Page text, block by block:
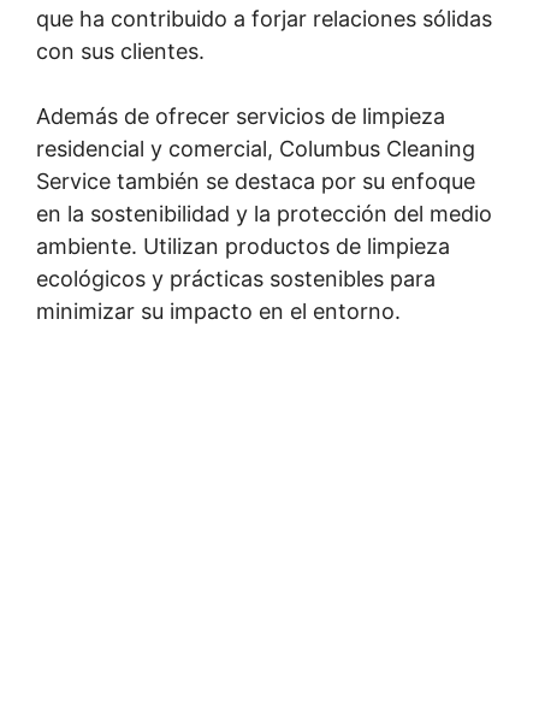
que ha contribuido a forjar relaciones sólidas
con sus clientes.
Además de ofrecer servicios de limpieza
residencial y comercial, Columbus Cleaning
Service también se destaca por su enfoque
en la sostenibilidad y la protección del medio
ambiente. Utilizan productos de limpieza
ecológicos y prácticas sostenibles para
minimizar su impacto en el entorno.